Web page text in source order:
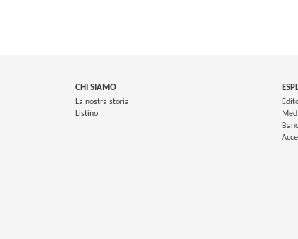
CHI SIAMO
La nostra storia
Listino